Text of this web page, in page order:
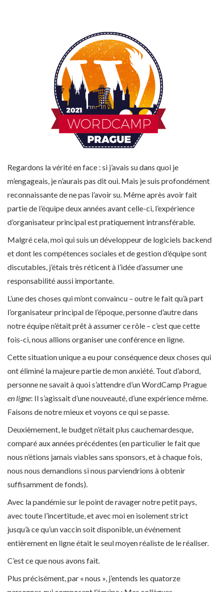
Regardons la vérité en face : si j’avais su dans quoi je
m’engageais, je n’aurais pas dit oui. Mais je suis profondément
reconnaissante de ne pas l’avoir su. Même après avoir fait
partie de l’équipe deux années avant celle-ci, l’expérience
d’organisateur principal est pratiquement intransférable.
Malgré cela, moi qui suis un développeur de logiciels backend
et dont les compétences sociales et de gestion d’équipe sont
discutables, j’étais très réticent à l’idée d’assumer une
responsabilité aussi importante.
L’une des choses qui m’ont convaincu – outre le fait qu’à part
l’organisateur principal de l’époque, personne d’autre dans
notre équipe n’était prêt à assumer ce rôle – c’est que cette
fois-ci, nous allions organiser une conférence en ligne.
Cette situation unique a eu pour conséquence deux choses qui
ont éliminé la majeure partie de mon anxiété. Tout d’abord,
personne ne savait à quoi s’attendre d’un WordCamp Prague
en ligne: Il s’agissait d’une nouveauté, d’une expérience même.
Faisons de notre mieux et voyons ce qui se passe.
Deuxièmement, le budget n’était plus cauchemardesque,
comparé aux années précédentes (en particulier le fait que
nous n’étions jamais viables sans sponsors, et à chaque fois,
nous nous demandions si nous parviendrions à obtenir
suffisamment de fonds).
Avec la pandémie sur le point de ravager notre petit pays,
avec toute l’incertitude, et avec moi en isolement strict
jusqu’à ce qu’un vaccin soit disponible, un événement
entièrement en ligne était le seul moyen réaliste de le réaliser.
C’est ce que nous avons fait.
Plus précisément, par « nous », j’entends les quatorze